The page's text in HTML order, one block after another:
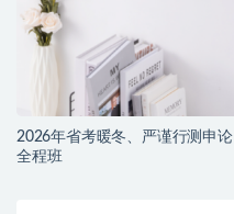
2026年省考暖冬、严谨行测申论
全程班